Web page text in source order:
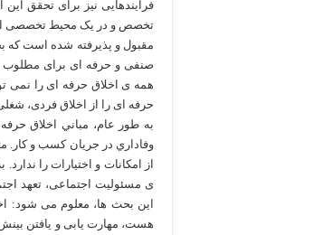
فرایندهایی نیز برای تحقق
تخصص و در یک محیط تخصصی اعم
مقبول و پذیرفته شده است
صنفی و حرفه ای برای مطلوب
همه ی اخلاق حرفه ای را نمی
حرفه ای را از اخلاق فردی،
به طور عام، مباني اخلاق
وفاداري در جریان کسب و کار.
از امکانات و اختيارات را
ی مسئولیت اجتماعی، تعهد
این بحث ها، معلوم می شود:
هست، مهارت یابی و یافتن